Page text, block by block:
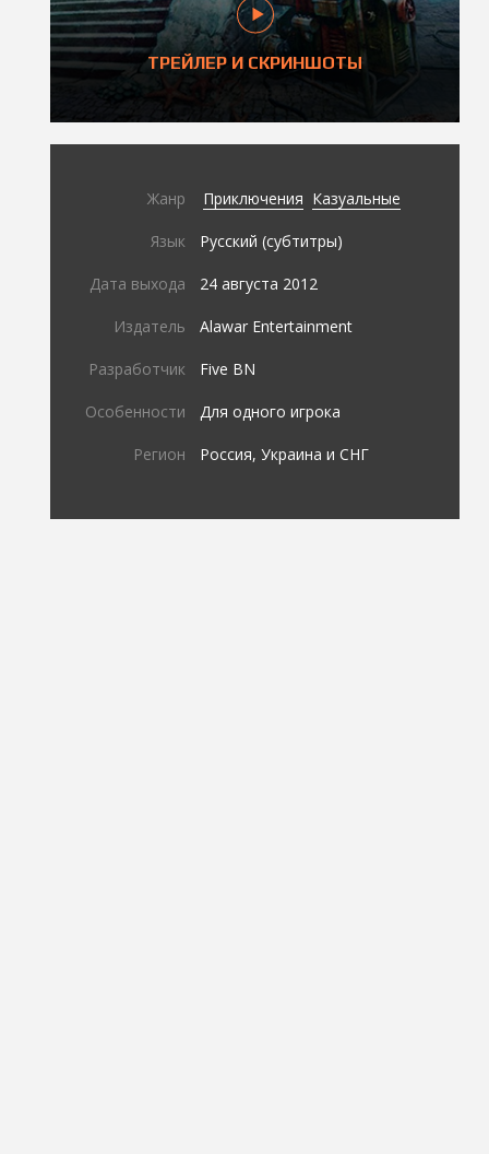
ТРЕЙЛЕР И СКРИНШОТЫ
Жанр Приключения Казуальные
Язык Русский (субтитры)
Дата выхода 24 августа 2012
Издатель Alawar Entertainment
Разработчик Five BN
Особенности Для одного игрока
Регион Россия, Украина и СНГ